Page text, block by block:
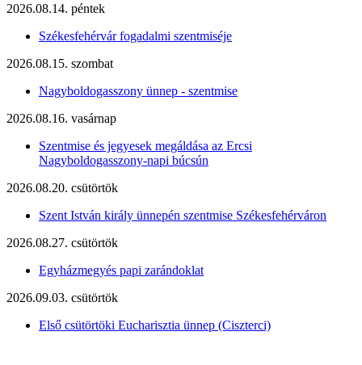
2026.08.14. péntek
Székesfehérvár fogadalmi szentmiséje
2026.08.15. szombat
Nagyboldogasszony ünnep - szentmise
2026.08.16. vasárnap
Szentmise és jegyesek megáldása az Ercsi
Nagyboldogasszony-napi búcsún
2026.08.20. csütörtök
Szent István király ünnepén szentmise Székesfehérváron
2026.08.27. csütörtök
Egyházmegyés papi zarándoklat
2026.09.03. csütörtök
Első csütörtöki Eucharisztia ünnep (Ciszterci)